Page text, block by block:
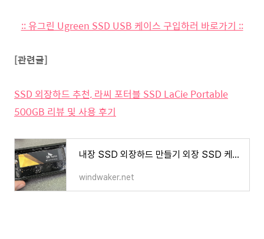
:: 유그린 Ugreen SSD USB 케이스 구입하러 바로가기 ::
[관련글]
SSD 외장하드 추천, 라씨 포터블 SSD LaCie Portable
500GB 리뷰 및 사용 후기
내장 SSD 외장하드 만들기 외장 SSD 케이스 ROG 아리온 + SK하이닉스 골드 P31
windwaker.net